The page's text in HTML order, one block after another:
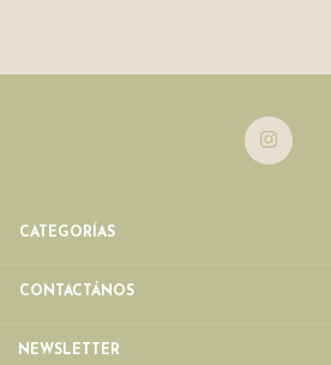
CATEGORÍAS
CONTACTÁNOS
NEWSLETTER